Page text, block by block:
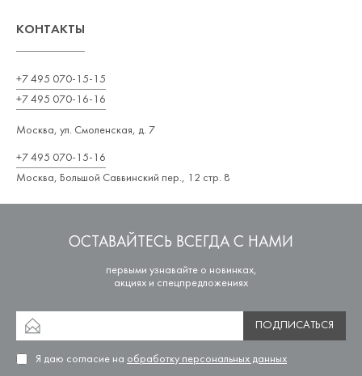
КОНТАКТЫ
+7 495 070-15-15
+7 495 070-16-16
Москва, ул. Смоленская, д. 7
+7 495 070-15-16
Москва, Большой Саввинский пер., 12 стр. 8
ОСТАВАЙТЕСЬ ВСЕГДА С НАМИ
первыми узнавайте о новинках,
акциях и спецпредложениях
ПОДПИСАТЬСЯ
Я даю согласие на обработку персональных данных